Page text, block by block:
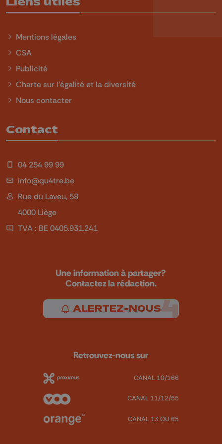
Mentions légales
CSA
Publicité
Charte sur l'égalité et la diversité
Nous contacter
Contact
04 254 99 99
info@qu4tre.be
Rue du Laveu, 58
4000 Liège
TVA : BE 0405.931.241
Une information à partager?
Contactez la rédaction.
ALERTEZ-NOUS
Retrouvez-nous sur
CANAL 10/166
CANAL 11/12/55
CANAL 13 OU 65